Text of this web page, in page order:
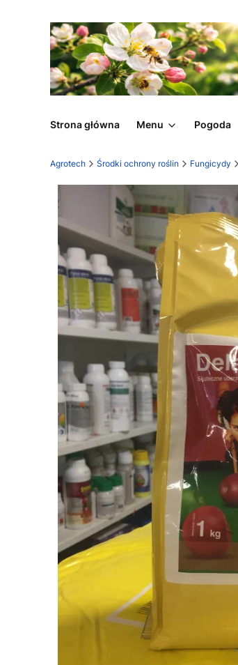
Strona główna Menu Pogoda
Agrotech Środki ochrony roślin Fungicydy